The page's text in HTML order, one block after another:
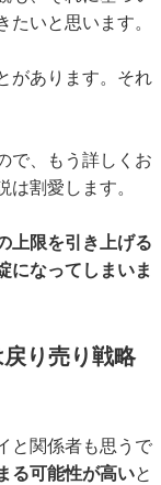
いと思います。
があります。それ
で、もう詳しくお
割愛します。
上限を引き上げる
になってしまいま
り売り戦略
と関係者も思うで
る可能性が高いと